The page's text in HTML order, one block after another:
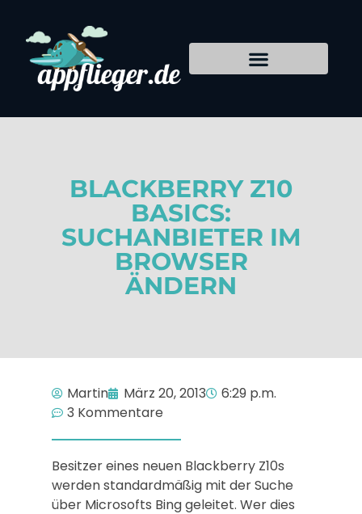
BLACKBERRY Z10
BASICS:
SUCHANBIETER IM
BROWSER
ÄNDERN
Martin März 20, 2013
6:29 p.m.
3 Kommentare
Besitzer eines neuen Blackberry Z10s
werden standardmäßig mit der Suche
über Microsofts Bing geleitet. Wer dies